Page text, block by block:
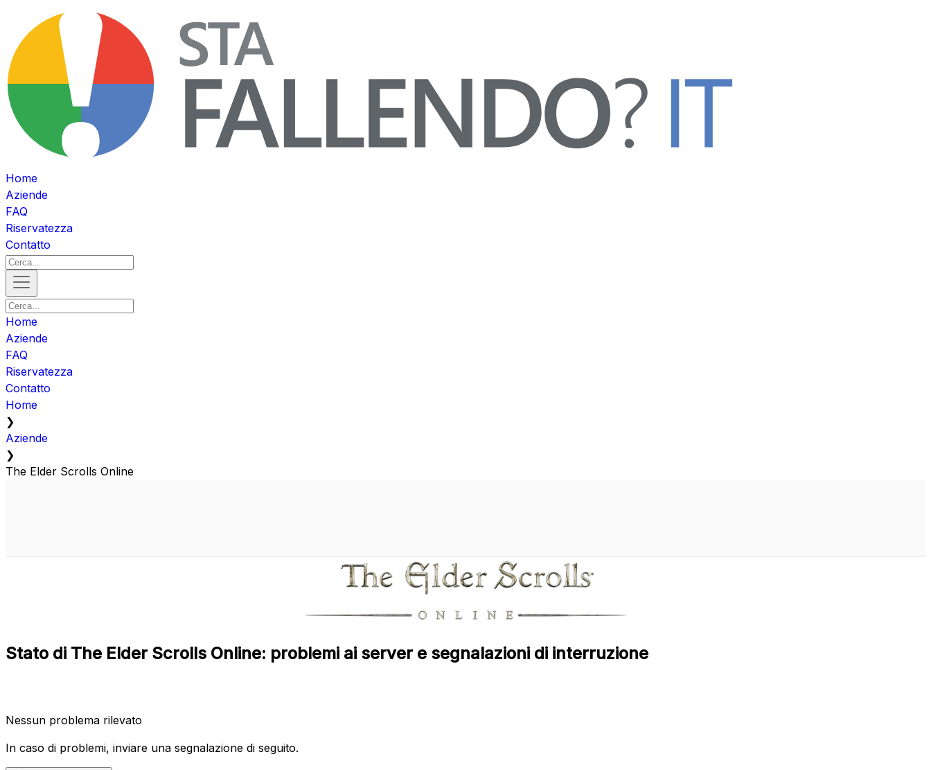
Home
Aziende
FAQ
Riservatezza
Contatto
Home
Aziende
FAQ
Riservatezza
Contatto
Home
❯
Aziende
❯
The Elder Scrolls Online
Stato di The Elder Scrolls Online: problemi ai server e segnalazioni di interruzione
Nessun problema rilevato
In caso di problemi, inviare una segnalazione di seguito.